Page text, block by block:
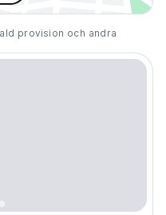
provision och andra